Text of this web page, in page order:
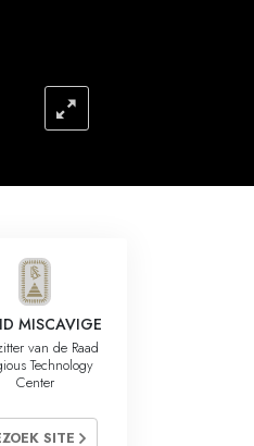
Organiseren
MISCAVIGE
van de Raad
Technology
Center
SITE